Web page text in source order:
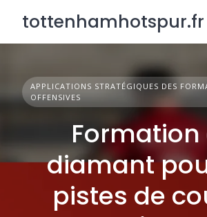
content
tottenhamhotspur.fr
APPLICATIONS STRATÉGIQUES DES
OFFENSIVES
Formation
diamant
pistes de